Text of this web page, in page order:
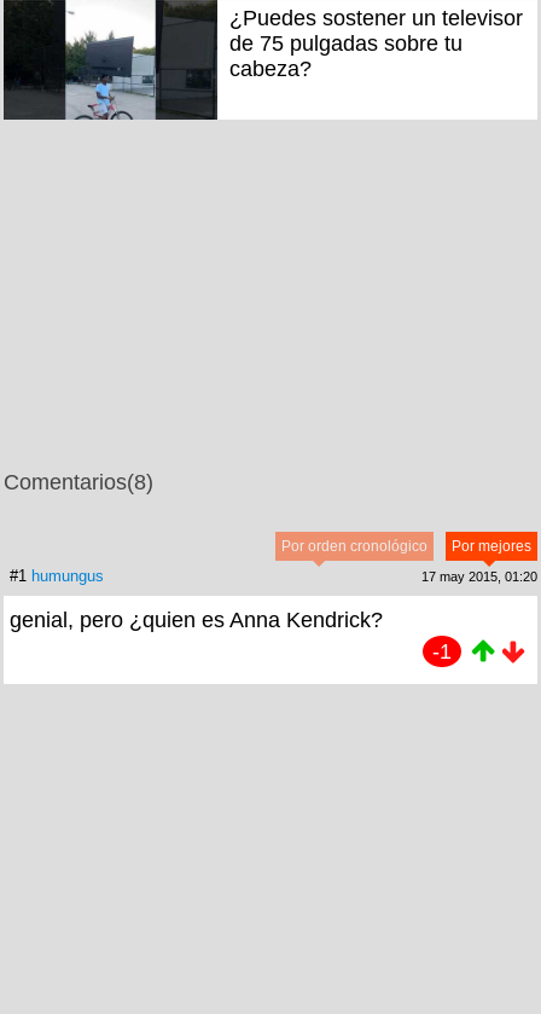
¿Puedes sostener un televisor
de 75 pulgadas sobre tu
cabeza?
Comentarios(8)
Por mejores
Por orden cronológico
#1 humungus 17 may 2015, 01:20
genial, pero ¿quien es Anna Kendrick?
-1